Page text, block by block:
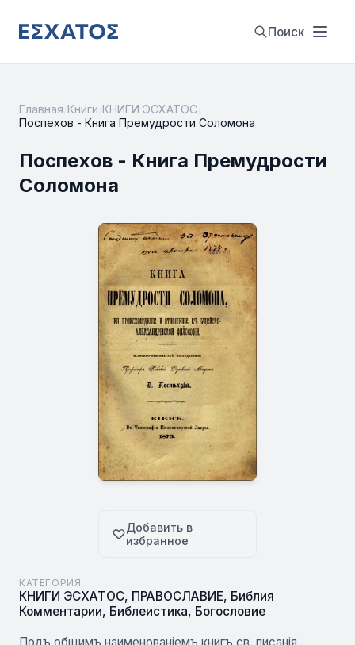
Поиск
Главная Книги КНИГИ ЭСХАТОС
Поспехов - Книга Премудрости Соломона
Поспехов - Книга Премудрости
Соломона
Добавить в
избранное
КАТЕГОРИЯ
КНИГИ ЭСХАТОС, ПРАВОСЛАВИЕ, Библия
Комментарии, Библеистика, Богословие
Подъ общимъ наименованіемъ книгъ св. писанія